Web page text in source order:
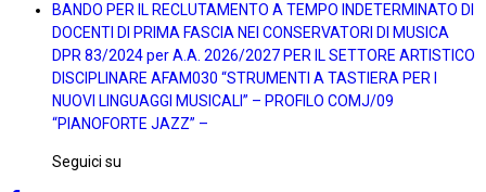
BANDO PER IL RECLUTAMENTO A TEMPO INDETERMINATO DI
DOCENTI DI PRIMA FASCIA NEI CONSERVATORI DI MUSICA
DPR 83/2024 per A.A. 2026/2027 PER IL SETTORE ARTISTICO
DISCIPLINARE AFAM030 “STRUMENTI A TASTIERA PER I
NUOVI LINGUAGGI MUSICALI” – PROFILO COMJ/09
“PIANOFORTE JAZZ” –
Seguici su